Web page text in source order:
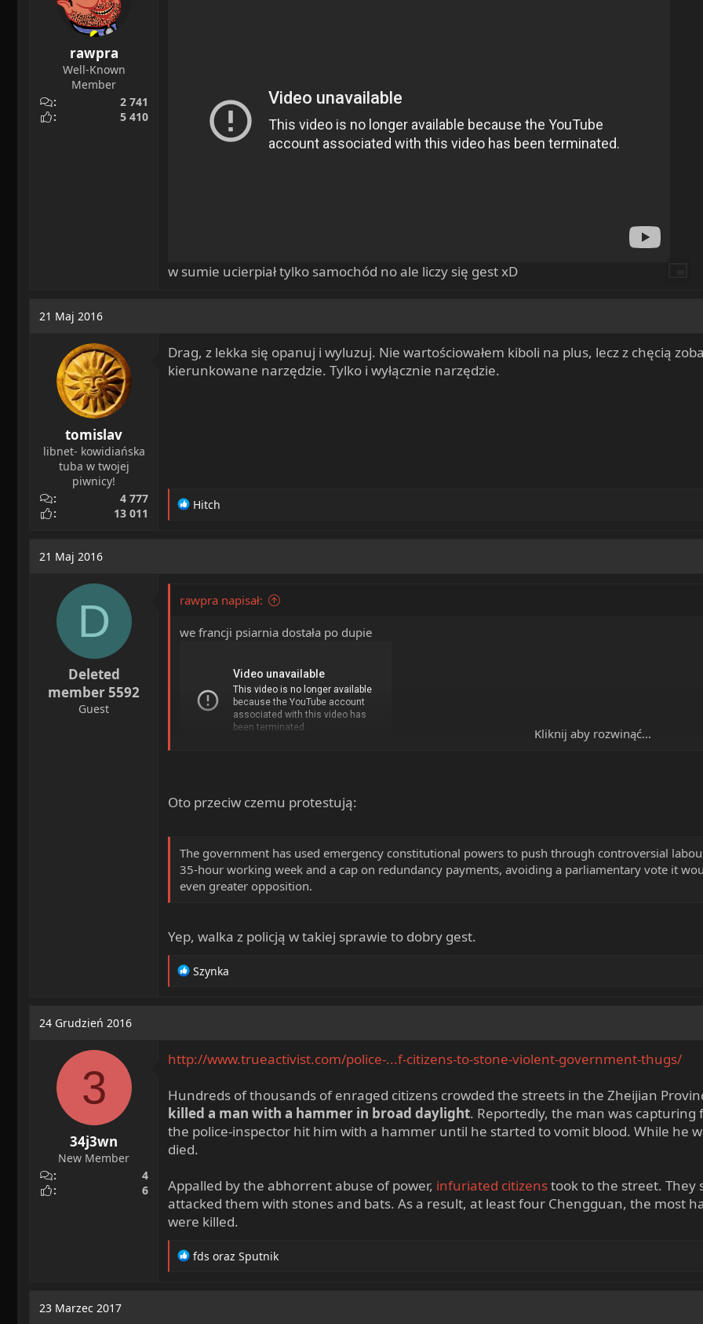
rawpra
Well-Known
Member
2 741
5 410
w sumie ucierpiał tylko samochód no ale liczy się gest xD
21 Maj 2016
tomislav
libnet- kowidiańska
tuba w twojej
piwnicy!
4 777
13 011
Drag, z lekka się opanuj i wyluzuj. Nie wartościowałem kiboli na plus, lecz z chęcią
kierunkowane narzędzie. Tylko i wyłącznie narzędzie.
R
n
:
Hitch
21 Maj 2016
D
Deleted
member 5592
Guest
rawpra napisał:
we francji psiarnia dostała po dupie
Kliknij aby rozwinąć...
Oto przeciw czemu protestują:
The government has used emergency constitutional powers to push through controversial
35-hour working week and a cap on redundancy payments, avoiding a parliamentary vote it
even greater opposition.
Yep, walka z policją w takiej sprawie to dobry gest.
R
o
s
:
Szynka
24 Grudzień 2016
3
34j3wn
New Member
4
6
http://www.trueactivist.com/police-...f-citizens-to-stone-violent-government-thugs/
Hundreds of thousands of enraged citizens crowded the streets in the Zheijian
killed a man with a hammer in broad daylight. Reportedly, the man was
the police-inspector hit him with a hammer until he started to vomit blood. While he
died.
Appalled by the abhorrent abuse of power, infuriated citizenstook to the street. They
attacked them with stones and bats. As a result, at least four Chengguan, the most
were killed.
R
fds oraz Sputnik
23 Marzec 2017